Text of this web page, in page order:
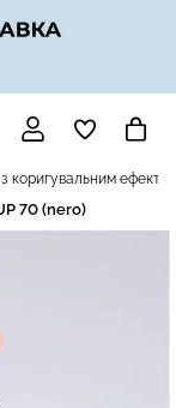
коригувальним
70 (nero)